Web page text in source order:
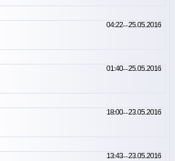
04:22--25.05.2016
01:40--25.05.2016
18:00--23.05.2016
13:43--23.05.2016